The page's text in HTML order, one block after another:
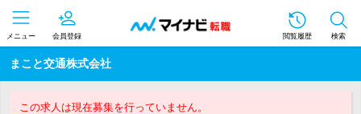
メニュー 会員登録 閲覧履歴 検索
まこと交通株式会社
この求人は現在募集を行っていません。